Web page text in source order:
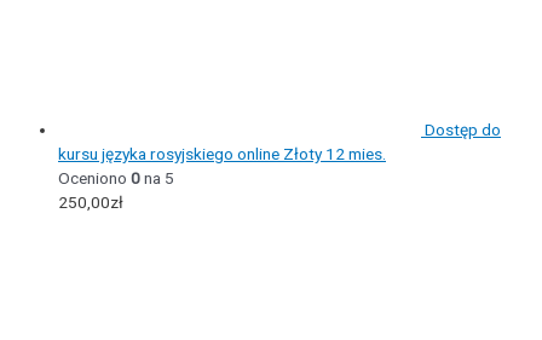
Dostęp do
kursu języka rosyjskiego online Złoty 12 mies.
Oceniono 0na 5
250,00zł